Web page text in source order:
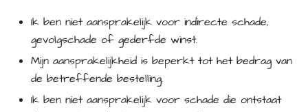
Ik ben niet aansprakelijk voor indirecte schade,
gevolgschade of gederfde winst.
Mijn aansprakelijkheid is beperkt tot het bedrag van
de betreffende bestelling.
Ik ben niet aansprakelijk voor schade die ontstaat